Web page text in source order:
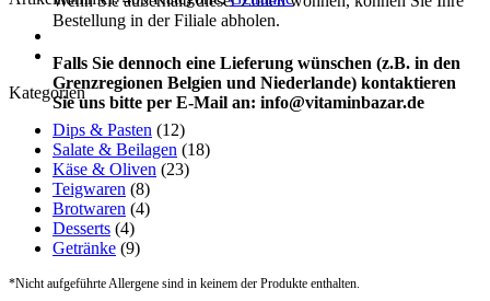
Bestellung in der Filiale abholen.
Falls Sie dennoch eine Lieferung wünschen (z.B. in den
Grenzregionen Belgien und Niederlande) kontaktieren
Sie uns bitte per E-Mail an: info@vitaminbazar.de
Menge
Kategorien
Dips & Pasten (12)
Salate & Beilagen (18)
Käse & Oliven (23)
Teigwaren (8)
Brotwaren (4)
Desserts (4)
Getränke (9)
*Nicht aufgeführte Allergene sind in keinem der Produkte enthalten.